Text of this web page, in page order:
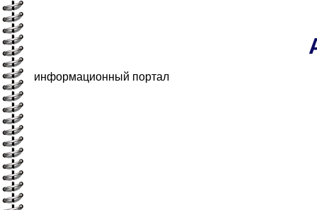
информационный портал